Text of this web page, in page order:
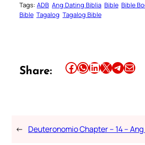
Tags: ADB Ang Dating Biblia Bible Bible
Bible Tagalog Tagalog Bible
Share: Share this article on Facebook Share this article on WhatsApp Share this article on LinkedIn Share this article on X Share this article on TelegramEmail this Article
← Deuteronomio Chapter – 14 –